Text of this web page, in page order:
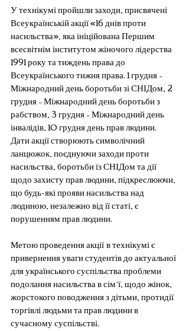
У технікумі пройшли заходи, присвячені
Всеукраїнській акції «16 днів проти
насильства», яка ініційована Першим
всесвітнім інститутом жіночого лідерства
1991 року та тиждень права до
Всеукраїнського тижня права. 1 грудня –
Міжнародний день боротьби зі СНІДом, 2
грудня – Міжнародний день боротьби з
рабством, 3 грудня – Міжнародний день
інвалідів, 10 грудня день прав людини.
Дати акції створюють символічний
ланцюжок, поєднуючи заходи проти
насильства, боротьби із СНІДом та дії
щодо захисту прав людини, підкреслюючи,
що будь-які прояви насильства над
людиною, незалежно від її статі, є
порушенням прав людини.
Метою проведення акціїв технікумі є
привернення уваги студентів до актуальної
для українського суспільства проблеми
подолання насильства в сім’ї, щодо жінок,
жорстокого поводження з дітьми, протидії
торгівлі людьми та прав людини в
сучасному суспільстві.